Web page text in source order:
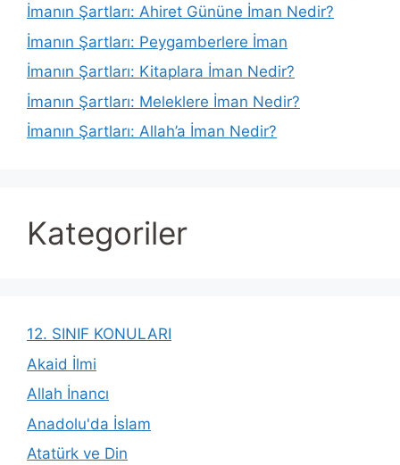
İmanın Şartları: Ahiret Gününe İman Nedir?
İmanın Şartları: Peygamberlere İman
İmanın Şartları: Kitaplara İman Nedir?
İmanın Şartları: Meleklere İman Nedir?
İmanın Şartları: Allah’a İman Nedir?
Kategoriler
12. SINIF KONULARI
Akaid İlmi
Allah İnancı
Anadolu'da İslam
Atatürk ve Din